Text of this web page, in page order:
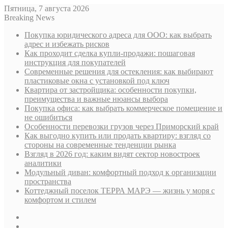
Пятница, 7 августа 2026
Breaking News
Покупка юридического адреса для ООО: как выбрать
адрес и избежать рисков
Как проходит сделка купли-продажи: пошаговая
инструкция для покупателей
Современные решения для остекления: как выбирают
пластиковые окна с установкой под ключ
Квартира от застройщика: особенности покупки,
преимущества и важные нюансы выбора
Покупка офиса: как выбрать коммерческое помещение и
не ошибиться
Особенности перевозки грузов через Приморский край
Как выгодно купить или продать квартиру: взгляд со
стороны на современные тенденции рынка
Взгляд в 2026 год: каким видят сектор новостроек
аналитики
Модульный диван: комфортный подход к организации
пространства
Коттеджный поселок ТЕРРА МАРЭ — жизнь у моря с
комфортом и стилем